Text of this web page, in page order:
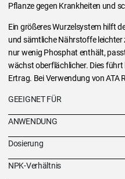
Pflanze gegen Krankheiten und
Ein größeres Wurzelsystem hilft
und sämtliche Nährstoffe leichter
nur wenig Phosphat enthält,
wächst oberflächlicher. Dies
Ertrag. Bei Verwendung von ATA
GEEIGNET FÜR
ANWENDUNG
Dosierung
NPK-Verhältnis